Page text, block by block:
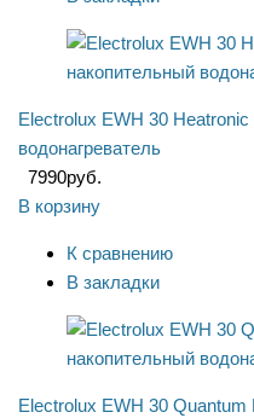
Electrolux EWH 30
водонагреватель
7990руб.
В корзину
К сравнению
В закладки
Electrolux EWH 30 Quantum